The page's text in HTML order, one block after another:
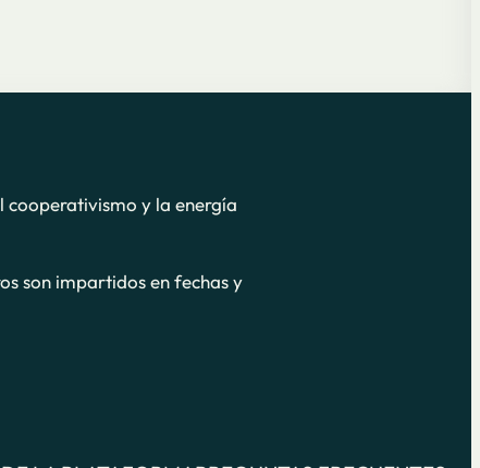
cooperativismo y la energía
son impartidos en fechas y